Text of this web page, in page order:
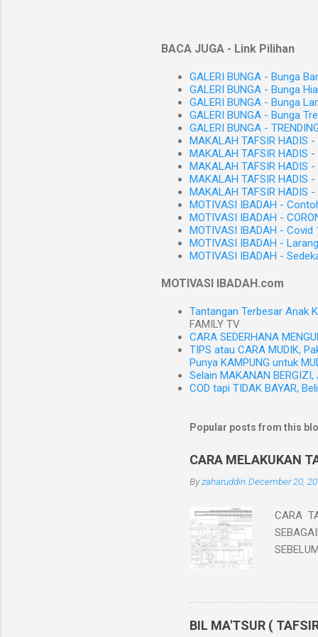
BACA JUGA - Link Pilihan
GALERI BUNGA - Bunga
GALERI BUNGA - Bunga
GALERI BUNGA - Bunga
GALERI BUNGA - Bunga
GALERI BUNGA -
MAKALAH TAFSIR HADIS
MAKALAH TAFSIR HADIS
MAKALAH TAFSIR HADIS
MAKALAH TAFSIR HADIS
MAKALAH TAFSIR HADIS
MOTIVASI IBADAH -
MOTIVASI IBADAH -
MOTIVASI IBADAH -
MOTIVASI IBADAH -
MOTIVASI IBADAH -
MOTIVASI IBADAH.com
Tantangan Terbesar Anak
FAMILY TV
CARA SEDERHANA
TIPS atau CARA MUDIK,
Punya KAMPUNG untuk
Selain MAKANAN
COD tapi TIDAK BAYAR,
Popular posts from this
CARA MELAKUKAN
Byzaharuddin December 20,
CARA
BIL MA'TSUR (